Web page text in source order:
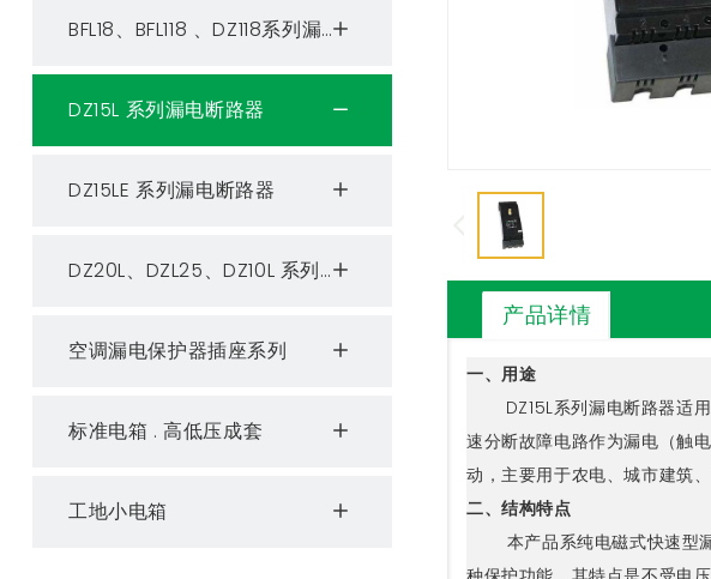
BFL18、BFL118 、DZ118系列漏电断路器
DZ15L 系列漏电断路器
DZ15LE 系列漏电断路器
DZ20L、DZL25、DZ10L 系列漏电断路器
空调漏电保护器插座系列
标准电箱 . 高低压成套
工地小电箱
产品详情
一、用途
DZ15L系列漏电断路器适
速分断故障电路作为漏电（触
动，主要用于农电、城市建筑
二、结构特点
本产品系纯电磁式快速型